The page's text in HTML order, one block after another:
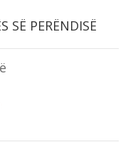
SË PERËNDISË